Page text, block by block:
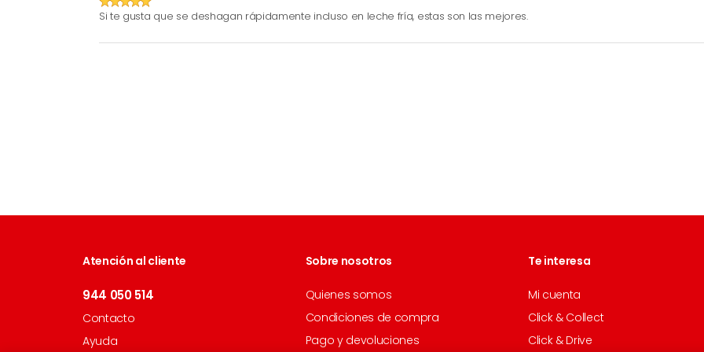
Si te gusta que se deshagan rápidamente incluso en leche fría, estas son las mejores.
Atención al cliente
944 050 514
Contacto
Ayuda
Sobre nosotros
Quienes somos
Condiciones de compra
Pago y devoluciones
Te interesa
Mi cuenta
Click & Collect
Click & Drive